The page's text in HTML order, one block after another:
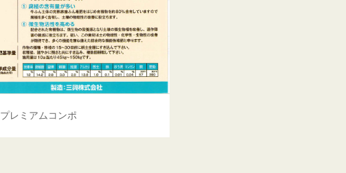
プレミアムコンポ